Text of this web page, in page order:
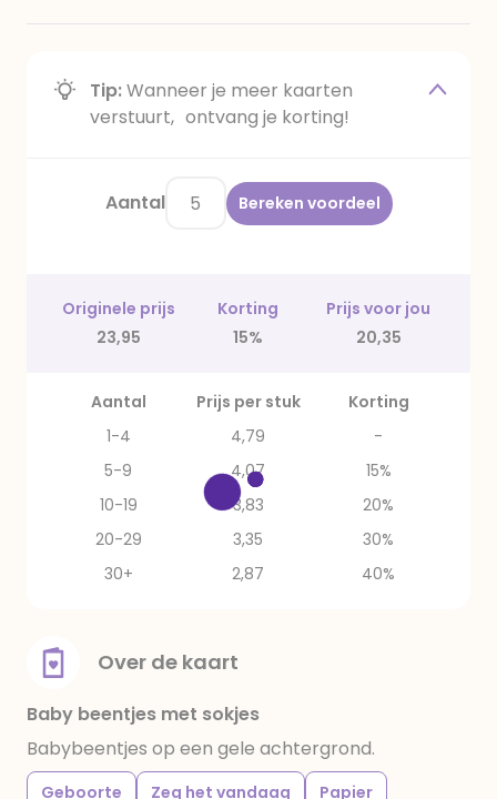
Tip:Wanneer je meer kaarten
verstuurt, ontvang je korting!
Aantal Bereken voordeel
Originele prijs Korting
Prijs voor jou
23,95
15% 20,35
Aantal Prijs per stuk
Korting
1-4
4,79
-
5-9
4,07
15%
10-19
3,83
20%
20-29
3,35
30%
30+
2,87 40%
Over de kaart
Baby beentjes met sokjes
Babybeentjes op een gele achtergrond.
Geboorte Zeg het vandaag
Papier